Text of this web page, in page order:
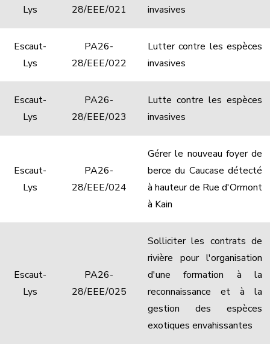
Lys
28/EEE/021
invasives
Escaut-
Lys
PA26-
28/EEE/022
Lutter contre les espèces
invasives
Escaut-
Lys
PA26-
28/EEE/023
Lutte contre les espèces
invasives
Escaut-
Lys
PA26-
28/EEE/024
Gérer le nouveau foyer de
berce du Caucase détecté
à hauteur de Rue d'Ormont
à Kain
Escaut-
Lys
PA26-
28/EEE/025
Solliciter les contrats de
rivière pour l'organisation
d'une formation à la
reconnaissance et à la
gestion des espèces
exotiques envahissantes